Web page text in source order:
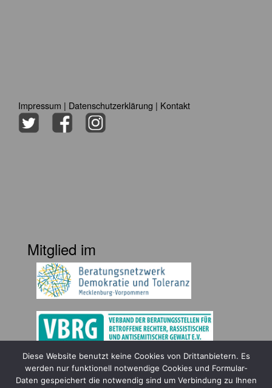
Impressum | Datenschutzerklärung | Kontakt
Mitglied im
Gefördert durch
Diese Website benutzt keine Cookies von Drittanbietern. Es
werden nur funktionell notwendige Cookies und Formular-
Daten gespeichert die notwendig sind um Verbindung zu Ihnen